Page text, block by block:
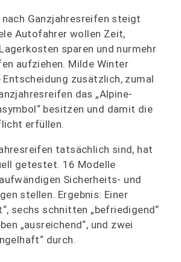
nach Ganzjahresreifen steigt
Autofahrer wollen Zeit,
sparen und nurmehr
aufziehen. Milde Winter
zusätzlich, zumal
das „Alpine-
besitzen und damit die
erfüllen.
tatsächlich sind, hat
getestet. 16 Modelle
Sicherheits- und
stellen. Ergebnis: Einer
sechs schnitten „befriedigend“
„ausreichend“, und zwei
durch.